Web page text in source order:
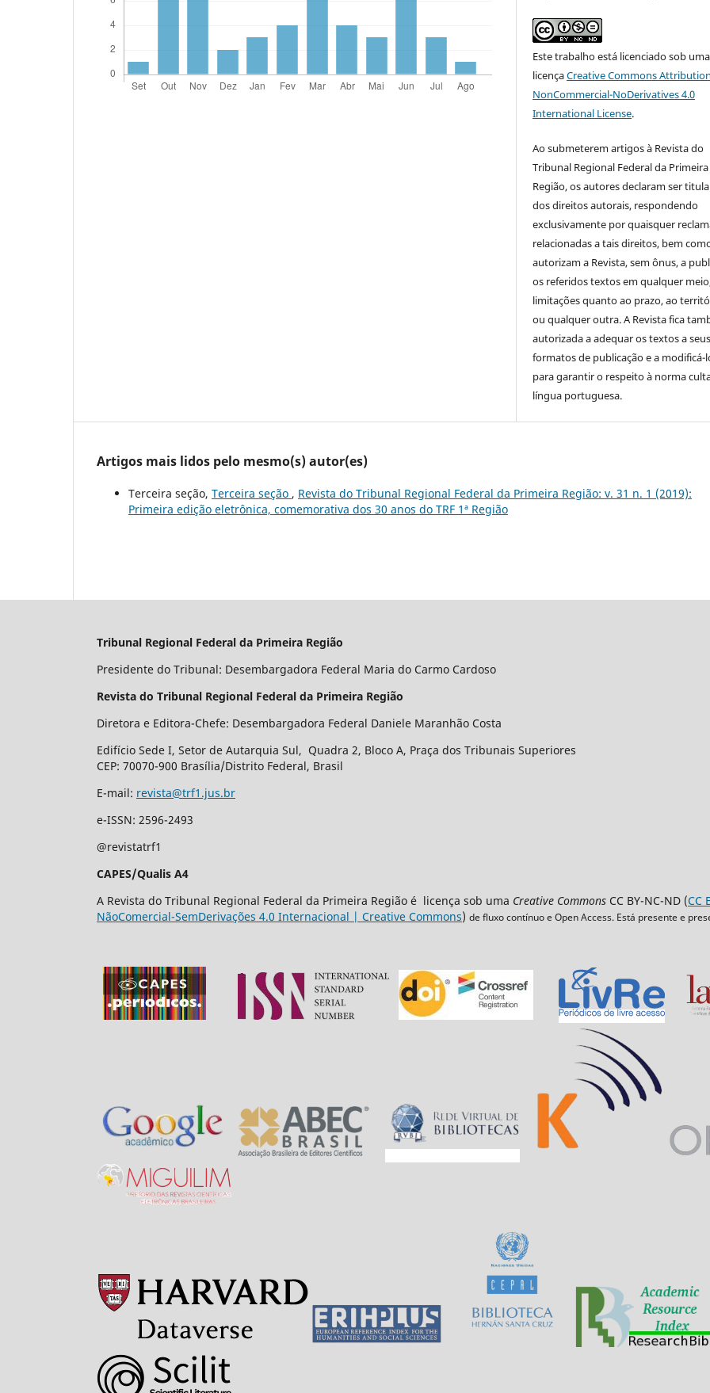
Este trabalho está licenciado sob uma
licençaCreative Commons
NonCommercial-NoDerivatives 4.0
International License.
Ao submeterem artigos à Revista do
Tribunal Regional Federal da Primeira
Região, os autores declaram ser
dos direitos autorais, respondendo
exclusivamente por quaisquer
relacionadas a tais direitos, bem
autorizam a Revista, sem ônus, a
os referidos textos em qualquer
limitações quanto ao prazo, ao
ou qualquer outra. A Revista fica
autorizada a adequar os textos a seus
formatos de publicação e a modificá-
para garantir o respeito à norma
língua portuguesa.
Artigos mais lidos pelo mesmo(s) autor(es)
Terceira seção, Terceira seção , Revista do Tribunal Regional Federal da Primeira Região: v. 31 n. 1 (2019):
Primeira edição eletrônica, comemorativa dos 30 anos do TRF 1ª Região
Tribunal Regional Federal da Primeira Região
Presidente do Tribunal: Desembargadora Federal Maria do Carmo Cardoso
Revista do Tribunal Regional Federal da Primeira Região
Diretora e Editora-Chefe: Desembargadora Federal Daniele Maranhão Costa
Edifício Sede I, Setor de Autarquia Sul, Quadra 2, Bloco A, Praça dos Tribunais Superiores
CEP: 70070-900 Brasília/Distrito Federal, Brasil
E-mail: revista@trf1.jus.br
e-ISSN: 2596-2493
@revistatrf1
CAPES/Qualis A4
A Revista do Tribunal Regional Federal da Primeira Região é licença sob uma Creative Commons CC BY-NC-ND (CC
NãoComercial-SemDerivações 4.0 Internacional | Creative Commons) de fluxo contínuo e Open Access. Está presente e